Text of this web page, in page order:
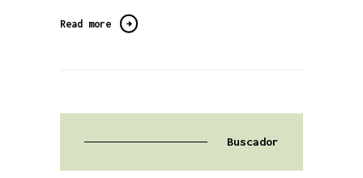
Read more
Buscador